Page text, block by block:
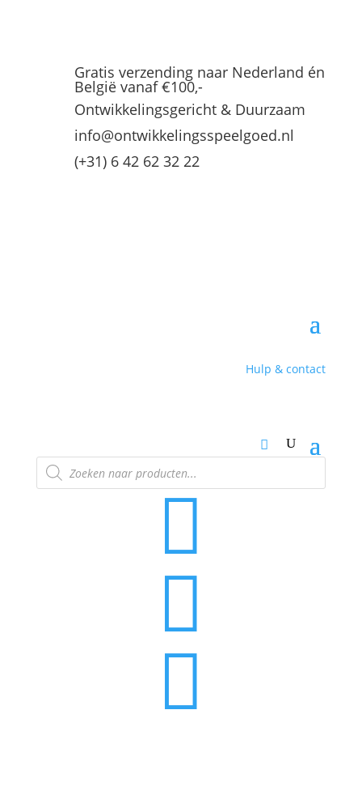
Gratis verzending naar Nederland én
België vanaf €100,-
Ontwikkelingsgericht & Duurzaam
info@ontwikkelingsspeelgoed.nl
(+31) 6 42 62 32 22
Hulp & contact
Producten
zoeken


